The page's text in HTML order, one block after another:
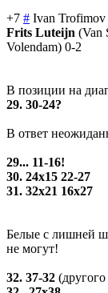
+7 # Ivan Trofimov
Frits Luteijn (Van
Volendam) 0-2
В позиции на
29. 30-24?
В ответ
29... 11-16!
30. 24х15 22-27
31. 32х21 16х27
Белые с лишней
не могут!
32. 37-32